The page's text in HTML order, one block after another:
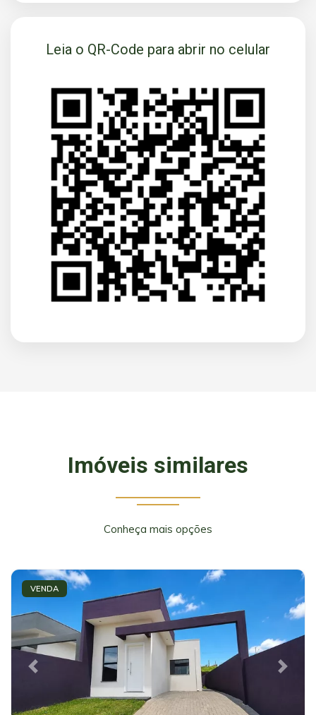
Leia o QR-Code para abrir no celular
Imóveis similares
Conheça mais opções
VENDA
Previous Next